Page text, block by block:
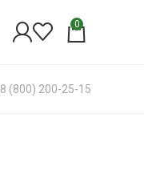
0
8 (800) 200-25-15